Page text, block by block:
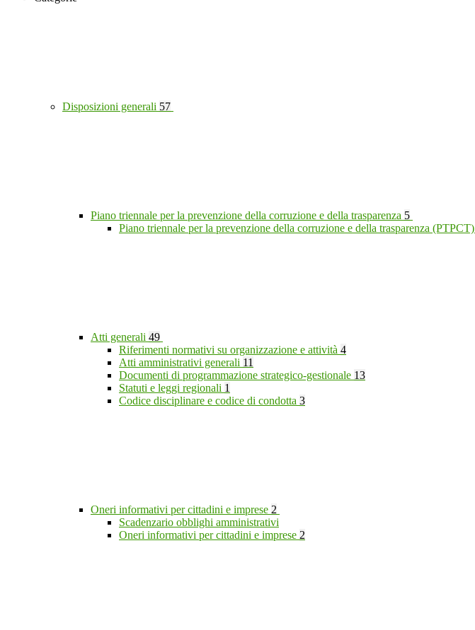
Disposizioni generali 57
Piano triennale per la prevenzione della corruzione e della trasparenza 5
Piano triennale per la prevenzione della corruzione e della trasparenza (PTPCT)
Atti generali 49
Riferimenti normativi su organizzazione e attività 4
Atti amministrativi generali 11
Documenti di programmazione strategico-gestionale 13
Statuti e leggi regionali 1
Codice disciplinare e codice di condotta 3
Oneri informativi per cittadini e imprese 2
Scadenzario obblighi amministrativi
Oneri informativi per cittadini e imprese 2